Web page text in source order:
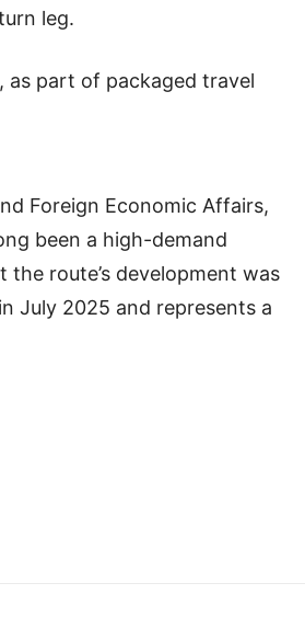
leg.
as part of packaged travel
Foreign Economic Affairs,
been a high-demand
route’s development was
July 2025 and represents a